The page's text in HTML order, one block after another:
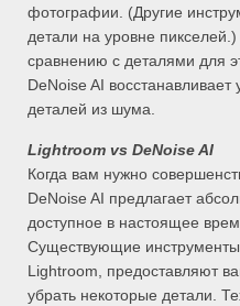
фотографии. (Другие
детали на уровне
сравнению с деталями для
DeNoise AI восстанавливает
деталей из шума.
Lightroom vs DeNoise AI
Когда вам нужно
DeNoise AI предлагает
доступное в настоящее
Существующие
Lightroom, предоставляют
убрать некоторые детали.